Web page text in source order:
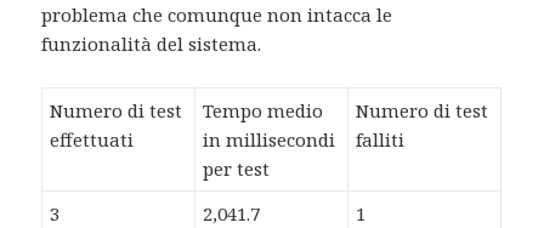
problema che comunque non intacca le
funzionalità del sistema.
Numero di test
effettuati
Tempo medio
in millisecondi
per test
Numero di test
falliti
3 2,041.7 1